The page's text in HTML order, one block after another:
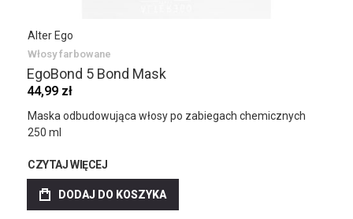
Alter Ego
Włosy farbowane
EgoBond 5 Bond Mask
44,99 zł
Maska odbudowująca włosy po zabiegach chemicznych
250 ml
CZYTAJ WIĘCEJ
DODAJ DO KOSZYKA